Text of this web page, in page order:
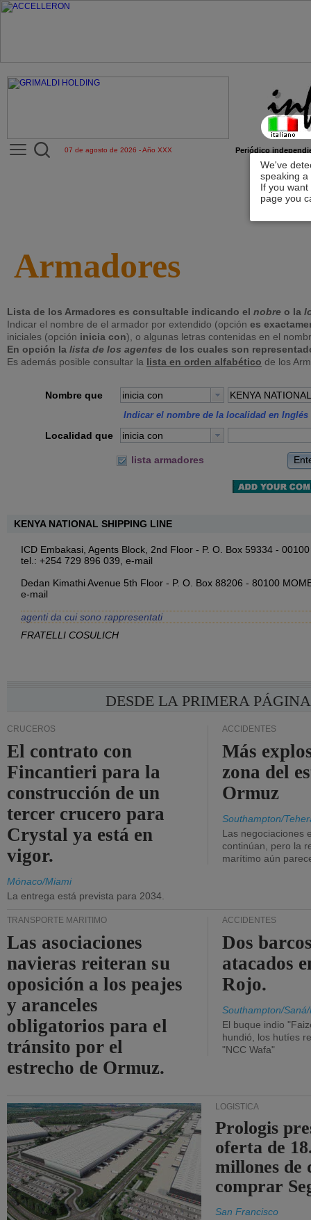
We've
speaking
If you
page you
07 de agosto de 2026 - Año XXX Periódico
Armadores
Lista de los Armadores es consultable indicando el nobre o la
Indicar el nombre de el armador por extendido (opción es
iniciales (opción inicia con), o algunas letras contenidas en el
En opción la lista de los agentes de los cuales son
Es además posible consultar la lista en orden alfabético de los
Nombre que inicia con
Indicar el nombre de la localidad en Inglés
Localidad que inicia con
lista armadores
KENYA NATIONAL SHIPPING LINE
ICD Embakasi, Agents Block, 2nd Floor - P. O. Box 59334 -
tel.: +254 729 896 039, e-mail
Dedan Kimathi Avenue 5th Floor - P. O. Box 88206 - 80100
e-mail
agenti da cui sono rappresentati
FRATELLI COSULICH
DESDE LA PRIMERA PÁGINA
CRUCEROS
El contrato con
Fincantieri para la
construcción de un
tercer crucero para
Crystal ya está en
vigor.
Mónaco/Miami
La entrega está prevista para 2034.
ACCIDENTES
Más
zona del
Ormuz
Southampton/
Las negociaciones
continúan, pero la
marítimo aún
TRANSPORTE MARÍTIMO
Las asociaciones
navieras reiteran su
oposición a los peajes
y aranceles
obligatorios para el
tránsito por el
estrecho de Ormuz.
ACCIDENTES
Dos
atacados
Rojo.
Southampton/
El buque indio
hundió, los hutíes
"NCC Wafa"
LOGÍSTICA
Prologis
oferta de
millones de
comprar
San Francisco